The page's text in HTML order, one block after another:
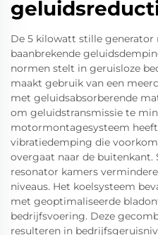
De 5 kilowatt stille
baanbrekende
normen stelt in geruisloze
maakt gebruik van een
met geluidsabsorberende
om geluidstransmissie te
motormontagesysteem
vibratiedemping die
overgaat naar de
resonator kamers
niveaus. Het koelsysteem
met geoptimaliseerde
bedrijfsvoering. Deze
resulteren in